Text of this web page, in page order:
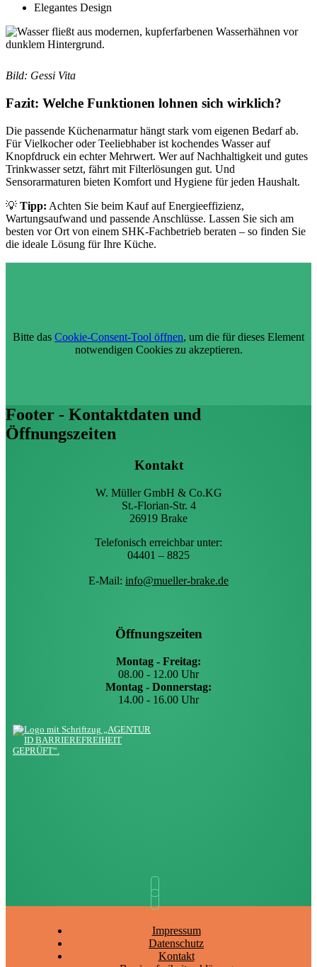
Elegantes Design
Bild: Gessi Vita
Fazit: Welche Funktionen lohnen sich wirklich?
Die passende Küchenarmatur hängt stark vom eigenen Bedarf ab.
Für Vielkocher oder Teeliebhaber ist kochendes Wasser auf
Knopfdruck ein echter Mehrwert. Wer auf Nachhaltigkeit und gutes
Trinkwasser setzt, fährt mit Filterlösungen gut. Und
Sensorarmaturen bieten Komfort und Hygiene für jeden Haushalt.
💡 Tipp: Achten Sie beim Kauf auf Energieeffizienz,
Wartungsaufwand und passende Anschlüsse. Lassen Sie sich am
besten vor Ort von einem SHK-Fachbetrieb beraten – so finden Sie
die ideale Lösung für Ihre Küche.
Bitte das Cookie-Consent-Tool öffnen, um die für dieses Element
notwendigen Cookies zu akzeptieren.
Footer - Kontaktdaten und
Öffnungszeiten
Kontakt
W. Müller GmbH & Co.KG
St.-Florian-Str. 4
26919 Brake
Telefonisch erreichbar unter:
04401 – 8825
E-Mail: info@mueller-brake.de
Öffnungszeiten
Montag - Freitag:
08.00 - 12.00 Uhr
Montag - Donnerstag:
14.00 - 16.00 Uhr
Impressum
Datenschutz
Kontakt